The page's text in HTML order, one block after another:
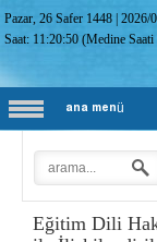
Pazar, 26 Safer 1448 |2026/
Saat: 11:20:51 (Medine
ana menü
Eğitim Dili